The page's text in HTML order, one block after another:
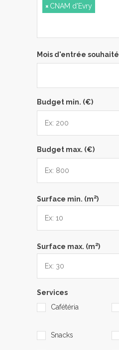
× CNAM d'Evry
Mois d'entrée souhaité
Budget min. (€)
Budget max. (€)
Surface min. (m2)
Surface max. (m2)
Services
Cafétéria
Snacks